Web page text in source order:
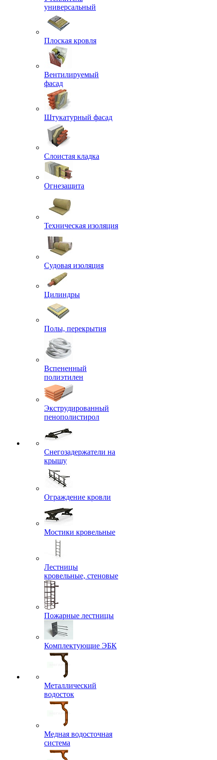
универсальный
Плоская кровля
Вентилируемый
фасад
Штукатурный фасад
Слоистая кладка
Огнезащита
Техническая изоляция
Судовая изоляция
Цилиндры
Полы, перекрытия
Вспененный
полиэтилен
Экструдированный
пенополистирол
Снегозадержатели на
крышу
Ограждение кровли
Мостики кровельные
Лестницы
кровельные, стеновые
Пожарные лестницы
Комплектующие ЭБК
Металлический
водосток
Медная водосточная
система